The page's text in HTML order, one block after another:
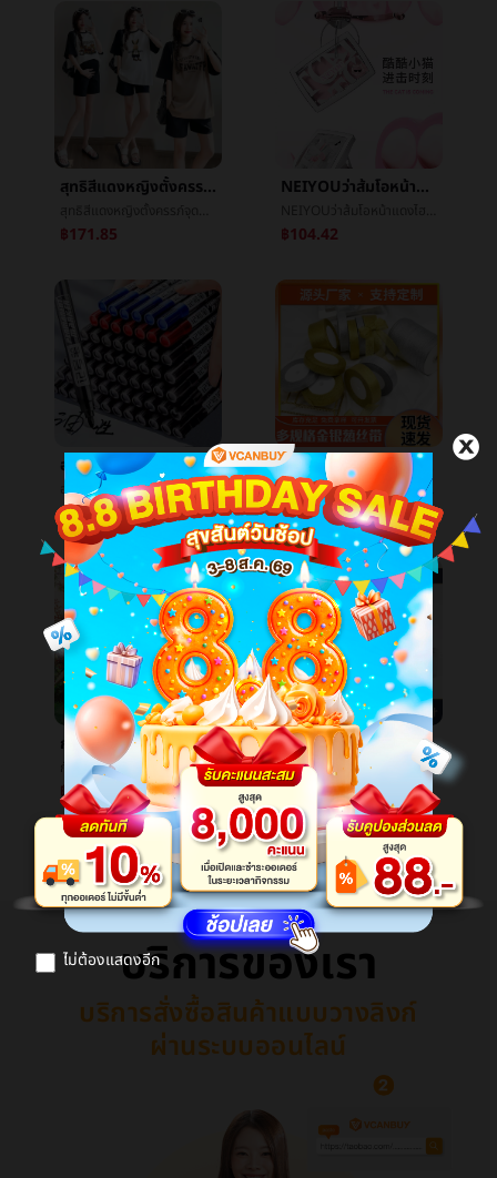
ไม่ต้องแสดงอีก
สุทธิสีแดงหญิงตั้งครรภ์จุดต่ำสุดเสื้อ2025ฤดูร้อนแฟชั่นตั้งแขนสั้นแจ็คเก็ตหลวมLeisureเสื้อยืดคอกลมแสดงบางน้ำขึ้นน้ำลงร้อนแม่
฿171.85
NEIYOUว่าส้มโอหน้าแดงไฮไลท์ความสามารถในการซ่อมครีมโคลนแผ่นบวมสีหดสีแก้มสีน้ำเงินหญิงเป็นทางการแท้
฿104.42
ออสเตรียทารกมันเยิ้มโลจิสติกปากกาMarkerส่วนใหญ่ปากกาจัดส่งด่วนปากกา701หยาบหัวมันเยิ้มกันน้ำความเร็วแห้งปากกาMarkerขายส่ง
ออสเตรียทารกมันเยิ้มโลจิสติกปากกาMarkerส่วนใหญ่ปากกาจัดส่งด่วนปากกา701หยาบหัวมันเยิ้มกันน้ำความเร็วแห้งปากกาMarkerขายส่ง
฿0.55
ทองและเงินหัวหอมวงดนตรีคันธนูเครื่องประดับอุปกรณ์คริสต์มาสเครื่องประดับทองและเงินหัวหอมเส้นด้ายวงดนตรีข้ามพรมแดนถ่ายภาพต่อเนื่องย่อหน้าä¸วงดนตรีคันธนู
ทองและเงินหัวหอมวงดนตรีคันธนูเครื่องประดับอุปกรณ์คริสต์มาสเครื่องประดับทองและเงินหัวหอมเส้นด้ายวงดนตรีข้ามพรมแดนถ่ายภาพต่อเนื่องย่อหน้าä¸วงดนตรีคันธนู
฿4.85
กันสาดสีเงินครีมกันแดดกลางแจ้งข้างนอกเปื้อนใหญ่แคมป์ปิ้งรูปหกเหลี่ยมแบบพกพาเอเทรี่ยมเรือนกล้วยไม้แคมป์ปิ้งอุปกรณ์ฉนวนกันความร้อนเต็นท์ทราย
กันสาดสีเงินครีมกันแดดกลางแจ้งข้างนอกเปื้อนใหญ่แคมป์ปิ้งรูปหกเหลี่ยมแบบพกพาเอเทรี่ยมเรือนกล้วยไม้แคมป์ปิ้งอุปกรณ์ฉนวนกันความร้อนเต็นท์ทราย
฿1,443.69
ใหม่3Dพิพิธภัณฑ์สัตว์น้ำพิพิธภัณฑ์สัตว์น้ำจอแสดงผลดิจิตอลไร้สายเครื่องวัดอุณหภูมิอุณหภูมิตารางผลึกเหลวมุมมองพิพิธภัณฑ์สัตว์น้ำอิเล็กทรอนิกส์อุณหภูมิè®¡สีสูง
ใหม่3Dพิพิธภัณฑ์สัตว์น้ำพิพิธภัณฑ์สัตว์น้ำจอแสดงผลดิจิตอลไร้สายเครื่องวัดอุณหภูมิอุณหภูมิตารางผลึกเหลวมุมมองพิพิธภัณฑ์สัตว์น้ำอิเล็กทรอนิกส์อุณหภูมิè®¡สีสูง
฿21.83
ดูสินค้าเพิ่ม
บริการของเรา
บริการสั่งซื้อสินค้าแบบวางลิงก์
ผ่านระบบออนไลน์